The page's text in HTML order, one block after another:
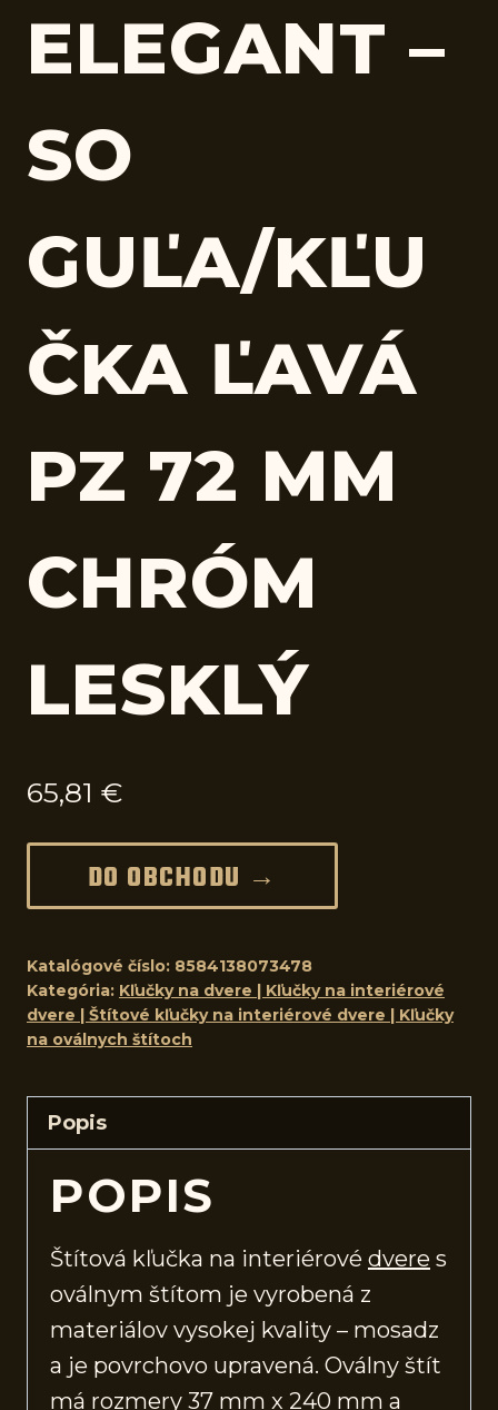
ELEGANT –
SO
GUĽA/KĽU
ČKA ĽAVÁ
PZ 72 MM
CHRÓM
LESKLÝ
65,81 €
DO OBCHODU →
Katalógové číslo: 8584138073478
Kategória: Kľučky na dvere | Kľučky na interiérové
dvere | Štítové kľučky na interiérové dvere | Kľučky
na oválnych štítoch
Popis
POPIS
Štítová kľučka na interiérové dvere s
oválnym štítom je vyrobená z
materiálov vysokej kvality – mosadz
a je povrchovo upravená. Oválny štít
má rozmery 37 mm x 240 mm a